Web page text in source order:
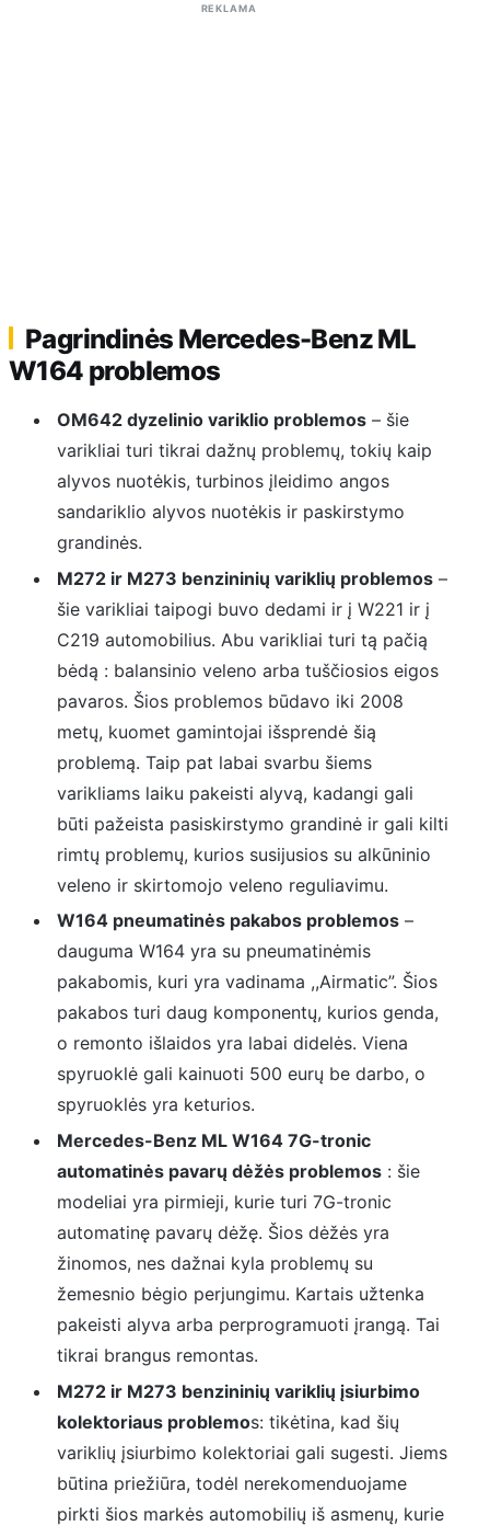
REKLAMA
Pagrindinės Mercedes-Benz ML
W164 problemos
OM642 dyzelinio variklio problemos– šie
varikliai turi tikrai dažnų problemų, tokių kaip
alyvos nuotėkis, turbinos įleidimo angos
sandariklio alyvos nuotėkis ir paskirstymo
grandinės.
M272 ir M273 benzininių variklių problemos–
šie varikliai taipogi buvo dedami ir į W221 ir į
C219 automobilius. Abu varikliai turi tą pačią
bėdą : balansinio veleno arba tuščiosios eigos
pavaros. Šios problemos būdavo iki 2008
metų, kuomet gamintojai išsprendė šią
problemą. Taip pat labai svarbu šiems
varikliams laiku pakeisti alyvą, kadangi gali
būti pažeista pasiskirstymo grandinė ir gali kilti
rimtų problemų, kurios susijusios su alkūninio
veleno ir skirtomojo veleno reguliavimu.
W164 pneumatinės pakabos problemos–
dauguma W164 yra su pneumatinėmis
pakabomis, kuri yra vadinama ,,Airmatic”. Šios
pakabos turi daug komponentų, kurios genda,
o remonto išlaidos yra labai didelės. Viena
spyruoklė gali kainuoti 500 eurų be darbo, o
spyruoklės yra keturios.
Mercedes-Benz ML W164 7G-tronic
automatinės pavarų dėžės problemos: šie
modeliai yra pirmieji, kurie turi 7G-tronic
automatinę pavarų dėžę. Šios dėžės yra
žinomos, nes dažnai kyla problemų su
žemesnio bėgio perjungimu. Kartais užtenka
pakeisti alyva arba perprogramuoti įrangą. Tai
tikrai brangus remontas.
M272 ir M273 benzininių variklių įsiurbimo
kolektoriaus problemos: tikėtina, kad šių
variklių įsiurbimo kolektoriai gali sugesti. Jiems
būtina priežiūra, todėl nerekomenduojame
pirkti šios markės automobilių iš asmenų, kurie